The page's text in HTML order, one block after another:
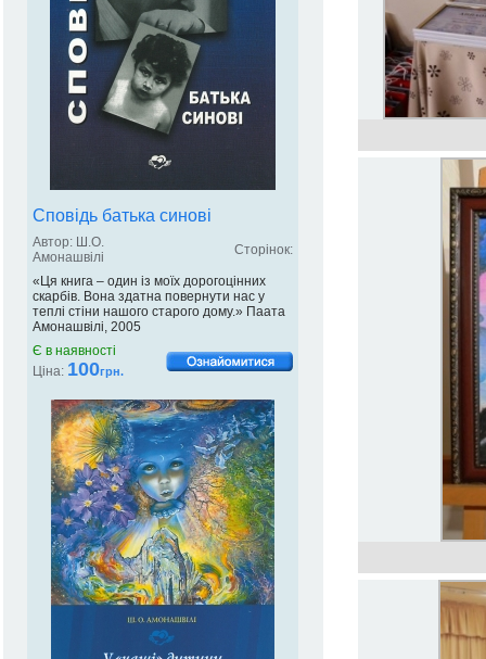
Сповідь батька синові
Автор: Ш.О.
Амонашвілі
Сторінок:
«Ця книга – один із моїх дорогоцінних
скарбів. Вона здатна повернути нас у
теплі стіни нашого старого дому.» Паата
Амонашвілі, 2005
Є в наявності
Ціна: 100грн.